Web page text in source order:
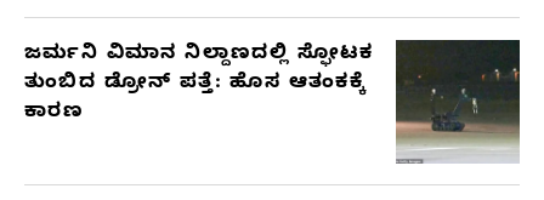
ಜರ್ಮನಿ ವಿಮಾನ ನಿಲ್ದಾಣದಲ್ಲಿ ಸ್ಫೋಟಕ
ತುಂಬಿದ ಡ್ರೋನ್ ಪತ್ತೆ: ಹೊಸ ಆತಂಕಕ್ಕೆ
ಕಾರಣ